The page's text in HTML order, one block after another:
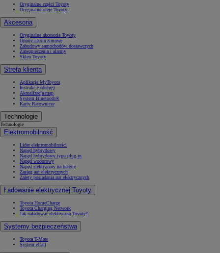
Oryginalne części Toyoty
Oryginalne oleje Toyoty
Akcesoria
Oryginalne akcesoria Toyoty
Opony i koła zimowe
Zabudowy samochodów dostawczych
Zabezpieczenia i alarmy
Sklep Toyoty
Strefa klienta
Aplikacja MyToyota
Instrukcje obsługi
Aktualizacja map
System Bluetooth®
Karty Ratownicze
Technologie
Technologie
Elektromobilność
Lider elektromobilności
Napęd hybrydowy
Napęd hybrydowy typu plug-in
Napęd wodorowy
Napęd elektryczny na baterię
Zasięg aut elektrycznych
Zalety posiadania aut elektrycznych
Ładowanie elektrycznej Toyoty
Toyota HomeCharge
Toyota Charging Network
Jak naładować elektryczną Toyotę?
Systemy bezpieczeństwa
Toyota T-Mate
System eCall